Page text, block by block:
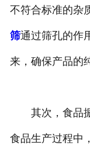
不符合标准的杂
筛通过筛孔的作
来，确保产品的
其次，食品振
食品生产过程中